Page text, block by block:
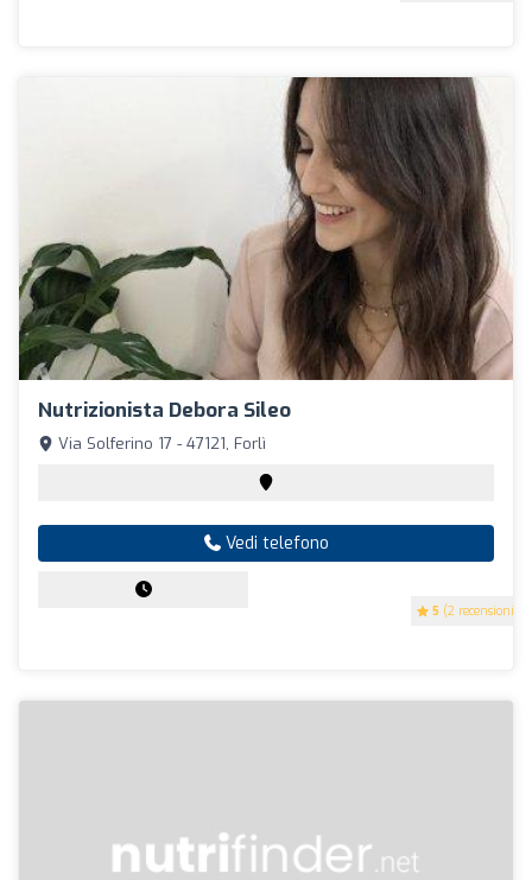
Nutrizionista Debora Sileo
5 (2 recensioni)
Via Solferino 17 - 47121, Forlì
Vedi telefono